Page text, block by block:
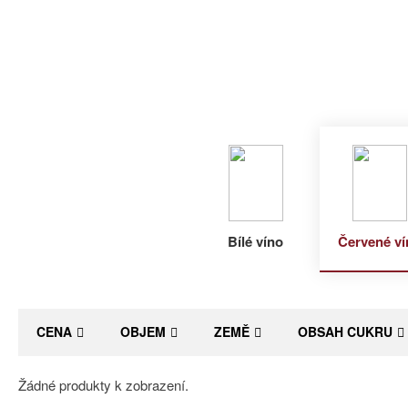
Bílé víno Červené
CENA OBJEM ZEMĚ OBSAH CUKRU
Žádné produkty k zobrazení.